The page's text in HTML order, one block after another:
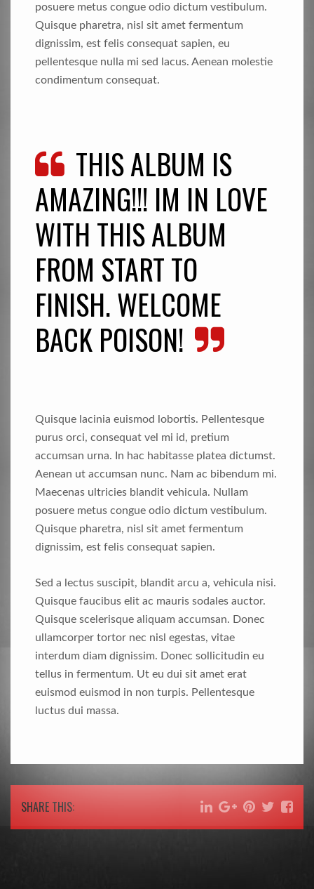
posuere metus congue odio dictum vestibulum.
Quisque pharetra, nisl sit amet fermentum
dignissim, est felis consequat sapien, eu
pellentesque nulla mi sed lacus. Aenean molestie
condimentum consequat.
THIS ALBUM IS
AMAZING!!! IM IN LOVE
WITH THIS ALBUM
FROM START TO
FINISH. WELCOME
BACK POISON!
Quisque lacinia euismod lobortis. Pellentesque
purus orci, consequat vel mi id, pretium
accumsan urna. In hac habitasse platea dictumst.
Aenean ut accumsan nunc. Nam ac bibendum mi.
Maecenas ultricies blandit vehicula. Nullam
posuere metus congue odio dictum vestibulum.
Quisque pharetra, nisl sit amet fermentum
dignissim, est felis consequat sapien.
Sed a lectus suscipit, blandit arcu a, vehicula nisi.
Quisque faucibus elit ac mauris sodales auctor.
Quisque scelerisque aliquam accumsan. Donec
ullamcorper tortor nec nisl egestas, vitae
interdum diam dignissim. Donec sollicitudin eu
tellus in fermentum. Ut eu dui sit amet erat
euismod euismod in non turpis. Pellentesque
luctus dui massa.
SHARE THIS: